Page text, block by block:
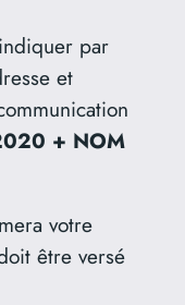
par
et
+ NOM
votre
être versé